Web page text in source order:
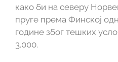
како би на северу
пруге према Финској
године због тешких
3.000.